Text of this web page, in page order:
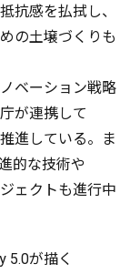
抵抗感を払拭し、
の土壌づくりも
ベーション戦略
が連携して
推進 している。ま
的な技術や
ェクトも進行中
5.0が描く